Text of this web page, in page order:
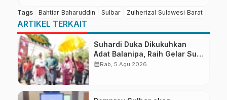
Tags Bahtiar Baharuddin Sulbar Zulherizal Sulawesi Barat
ARTIKEL TERKAIT
Suhardi Duka Dikukuhkan
Adat Balanipa, Raih Gelar Sulo
Tappidena
calendar_monthRab, 5 Agu 2026